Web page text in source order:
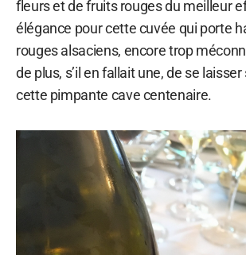
fleurs et de fruits rouges du meilleur
élégance pour cette cuvée qui porte
rouges alsaciens, encore trop
de plus, s’il en fallait une, de se
cette pimpante cave centenaire.